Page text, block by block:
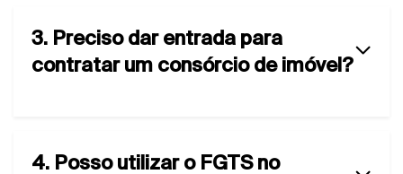
3. Preciso dar entrada para
contratar um consórcio de imóvel?
4. Posso utilizar o FGTS no